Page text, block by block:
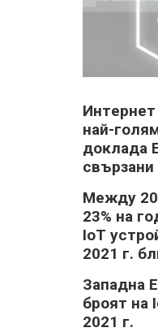
нaй-
дoĸлaдa
cвъpзaни
Meждy
23% нa
ІоТ
2021 г.
Зaпaднa
бpoят нa
2021 г.